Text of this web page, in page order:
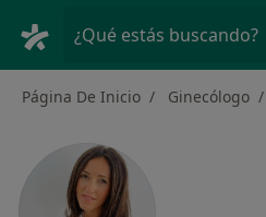
¿Qué estás buscando?
Página De Inicio Ginecólogo